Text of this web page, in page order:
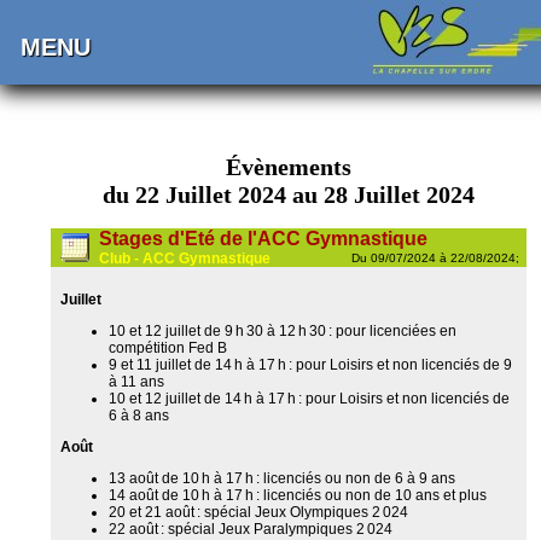
MENU
Évènements
du 22 Juillet 2024 au 28 Juillet 2024
Stages d'Eté de l'ACC Gymnastique
Club - ACC Gymnastique Du 09/07/2024 à 22/08/2024;
Juillet
10 et 12 juillet de 9 h 30 à 12 h 30 : pour licenciées en
compétition Fed B
9 et 11 juillet de 14 h à 17 h : pour Loisirs et non licenciés de 9
à 11 ans
10 et 12 juillet de 14 h à 17 h : pour Loisirs et non licenciés de
6 à 8 ans
Août
13 août de 10 h à 17 h : licenciés ou non de 6 à 9 ans
14 août de 10 h à 17 h : licenciés ou non de 10 ans et plus
20 et 21 août : spécial Jeux Olympiques 2 024
22 août : spécial Jeux Paralympiques 2 024